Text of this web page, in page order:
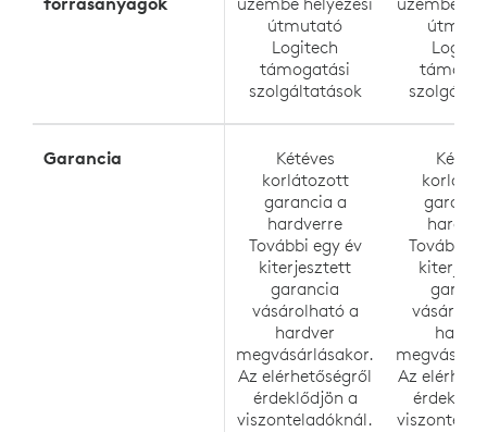
útmutató
Logitech
támogatási
szolgáltatások
Garancia
Kétéves
korlátozott
garancia a
hardverre
További egy év
kiterjesztett
garancia
vásárolható a
hardver
megvásárlásakor.
Az elérhetőségről
érdeklődjön a
viszonteladóknál.
További
Az